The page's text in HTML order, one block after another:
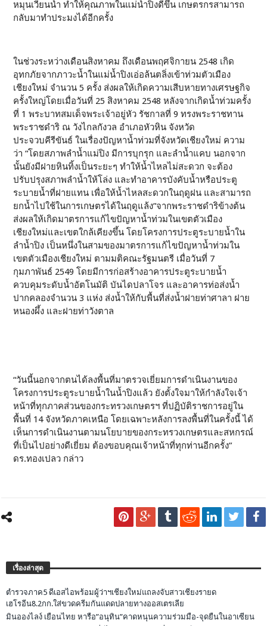
หมุนเวียนน้ำ ทำให้คุณภาพในแม่น้ำปิงดีขึ้น เกษตรกรสามารถ
กลับมาทำประมงได้อีกครั้ง
ในช่วงระหว่างเดือนสิงหาคม ถึงเดือนพฤศจิกายน 2548 เกิด
อุทกภัยจากภาวะน้ำในแม่น้ำปิงเอ่อล้นตลิ่งเข้าท่วมตัวเมือง
เชียงใหม่ จำนวน 5 ครั้ง ส่งผลให้เกิดความเสีบหายทางเศรษฐกิจ
ครั้งใหญ่โดยเมื่อวันที่ 25 สิงหาคม 2548 หลังจากเกิดน้ำท่วมครั้ง
ที่ 1 พระบาทสมเด็จพระเจ้าอยู่หัว รัชกาลที่ 9 ทรงพระราชทาน
พระราชดำริ ณ วังไกลกังวล อำเภอหัวหิน จังหวัด
ประจวบคีรีขันธ์ ในเรื่องปัญหาน้ำท่วมที่จังหวัดเชียงใหม่ ความ
ว่า “โดยสภาพลำน้ำแม่ปิง มีการบุกรุก และลำน้ำแคบ นอกจาก
นั้นยังมีฝายหินทิ้งเป็นระยะๆ ทำให้น้ำไหลไม่สะดวก จะต้อง
ปรับปรุงสภาพลำน้ำให้โล่ง และทำอาคารบังคับน้ำหรือประตู
ระบายน้ำที่ฝายแทน เพื่อให้น้ำไหลสะดวกในฤดูฝน และสามารถ
ยกน้ำไปใช้ในการเกษตรได้ในฤดูแล้ง”จากพระราชดำริข้างต้น
ส่งผลให้เกิดมาตรการแก้ไขปัญหาน้ำท่วมในเขตตัวเมือง
เชียงใหม่และเขตใกล้เคียงขึ้น โดยโครงการประตูระบายน้ำใน
ลำน้ำปิง เป็นหนึ่งในสามของมาตรการแก้ไขปัญหาน้ำท่วมใน
เขตตัวเมืองเชียงใหม่ ตามมติคณะรัฐมนตรี เมื่อวันที่ 7
กุมภาพันธ์ 2549 โดยมีการก่อสร้างอาคารประตูระบายน้ำ
ควบคุมระดับน้ำอัตโนมัติ บันไดปลาโจร และอาคารท่อส่งน้ำ
ปากคลองจำนวน 3 แห่ง ส่งน้ำให้กับพื้นที่ส่งน้ำฝายท่าศาลา ฝาย
หนองผึ้ง และฝายท่าวังตาล
“วันนี้นอกจากตนได้ลงพื้นที่มาตรวจเยี่ยมการดำเนินงานของ
โครงการประตูระบายน้ำในน้ำปิงแล้ว ยังตั้งใจมาให้กำลังใจเจ้า
หน้าที่ทุกภาคส่วนของกระทรวงเกษตรฯ ที่ปฏิบัติราชการอยู่ใน
พื้นที่ 14 จังหวัดภาคเหนือ โดยเฉพาะหลังการลงพื้นที่ในครั้งนี้ ได้
เห็นการดำเนินงานตามนโยบายของกระทรวงเกษตรและสหกรณ์
ที่เป็นไปอย่างดีเยี่ยม ต้องขอบคุณเจ้าหน้าที่ทุกท่านอีกครั้ง”
ดร.ทองเปลว กล่าว
เรื่องล่าสุด
ตำรวจภาค5 ดีเอสไอพร้อมผู้ว่าฯเชียงใหม่แถลงจับสาวเชียงรายด
เฮโรอีน8.2กก.ใส่ขวดครีมกันแดดปลายทางออสเตรเลีย
มินอองไลง์ เยือนไทย หารือ”อนุทิน”คาดหนุนความร่วมมือ-จุดยืนในอาเซียน